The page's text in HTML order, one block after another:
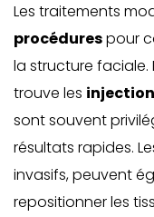
Les traitements
procédurespour
la structure faciale.
trouve les
sont souvent
résultats rapides.
invasifs, peuvent
repositionner les